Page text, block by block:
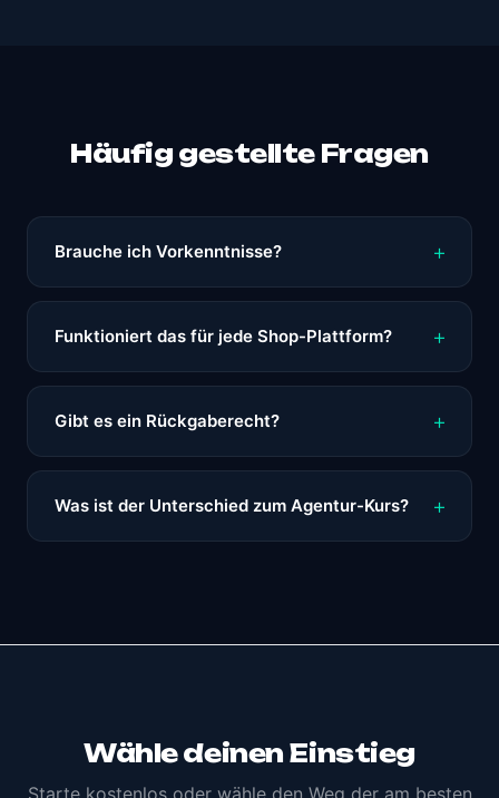
Häufig gestellte Fragen
Brauche ich Vorkenntnisse?
Funktioniert das für jede Shop-Plattform?
Gibt es ein Rückgaberecht?
Was ist der Unterschied zum Agentur-Kurs?
Wähle deinen Einstieg
Starte kostenlos oder wähle den Weg der am besten